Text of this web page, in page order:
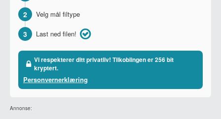
2 Velg mål filtype
3 Last ned filen!
Vi respekterer ditt privatliv! Tilkoblingen er 256 bit
kryptert.
Personvernerklæring
Annonse: